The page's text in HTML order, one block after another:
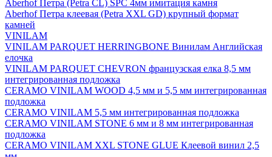
Aberhof Петра (Petra CL) SPC 4мм имитация камня
Aberhof Петра клеевая (Petra XXL GD) крупный формат
камней
VINILAM
VINILAM PARQUET HERRINGBONE Винилам Английская
елочка
VINILAM PARQUET CHEVRON французская елка 8,5 мм
интегрированная подложка
CERAMO VINILAM WOOD 4,5 мм и 5,5 мм интегрированная
подложка
CERAMO VINILAM 5,5 мм интегрированная подложка
CERAMO VINILAM STONE 6 мм и 8 мм интегрированная
подложка
CERAMO VINILAM XXL STONE GLUE Клеевой винил 2,5